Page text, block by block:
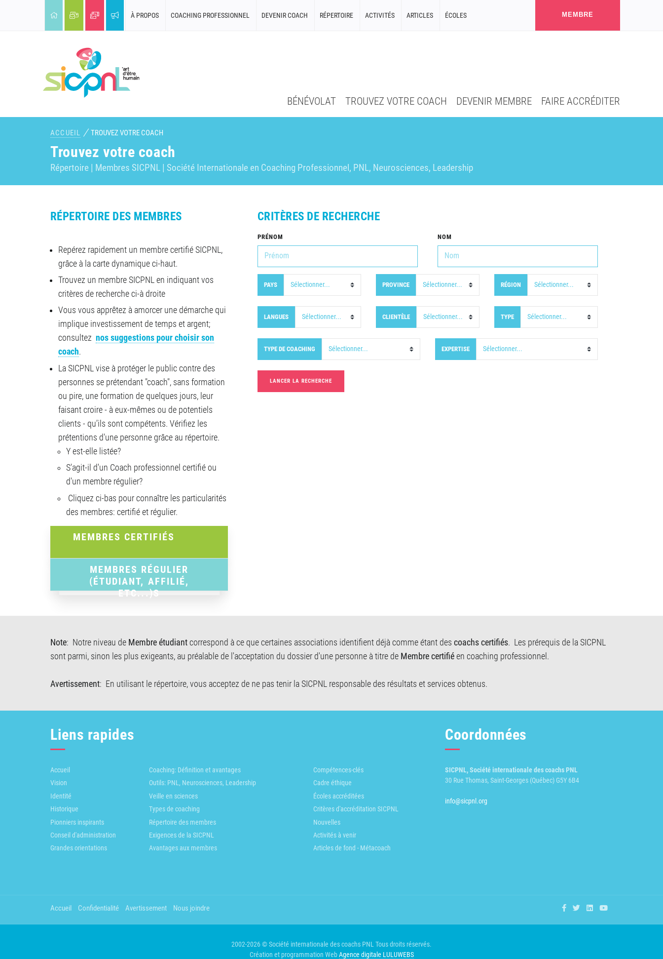
À PROPOS COACHING PROFESSIONNEL DEVENIR COACH RÉPERTOIRE ACTIVITÉS ARTICLES ÉCOLES MEMBRE
BÉNÉVOLAT TROUVEZ VOTRE COACH DEVENIR MEMBRE FAIRE ACCRÉDITER
ACCUEIL TROUVEZ VOTRE COACH
Trouvez votre coach
Répertoire | Membres SICPNL | Société Internationale en Coaching Professionnel, PNL, Neurosciences, Leadership
RÉPERTOIRE DES MEMBRES
Repérez rapidement un membre certifié SICPNL,
grâce à la carte dynamique ci-haut.
Trouvez un membre SICPNL en indiquant vos
critères de recherche ci-à droite
Vous vous apprêtez à amorcer une démarche qui
implique investissement de temps et argent;
consultez nos suggestions pour choisir son
coach.
La SICPNL vise à protéger le public contre des
personnes se prétendant "coach", sans formation
ou pire, une formation de quelques jours, leur
faisant croire - à eux-mêmes ou de potentiels
clients - qu’ils sont compétents. Vérifiez les
prétentions d'une personne grâce au répertoire.
Y est-elle listée?
S'agit-il d'un Coach professionnel certifié ou
d'un membre régulier?
Cliquez ci-bas pour connaître les particularités
des membres: certifié et régulier.
MEMBRES CERTIFIÉS
MEMBRES RÉGULIER
(ÉTUDIANT, AFFILIÉ,
ETC...)S
CRITÈRES DE RECHERCHE
PRÉNOM NOM
PAYS PROVINCE RÉGION
LANGUES CLIENTÈLE TYPE
TYPE DE COACHING EXPERTISE
LANCER LA RECHERCHE
Note: Notre niveau de Membre étudiant correspond à ce que certaines associations identifient déjà comme étant des coachs certifiés. Les prérequis de la SICPNL
sont parmi, sinon les plus exigeants, au préalable de l'acceptation du dossier d'une personne à titre de Membre certifié en coaching professionnel.
Avertissement: En utilisant le répertoire, vous acceptez de ne pas tenir la SICPNL responsable des résultats et services obtenus.
Liens rapides
Accueil
Vision
Identité
Historique
Pionniers inspirants
Conseil d'administration
Grandes orientations
Coaching: Définition et avantages
Outils: PNL, Neurosciences, Leadership
Veille en sciences
Types de coaching
Répertoire des membres
Exigences de la SICPNL
Avantages aux membres
Compétences-clés
Cadre éthique
Écoles accréditées
Critères d'accréditation SICPNL
Nouvelles
Activités à venir
Articles de fond - Métacoach
Coordonnées
SICPNL, Société internationale des coachs PNL
30 Rue Thomas, Saint-Georges (Québec) G5Y 6B4
info@sicpnl.org
Accueil Confidentialité Avertissement Nous joindre
2002-2026 © Société internationale des coachs PNL Tous droits réservés.
Création et programmation WebAgence digitale LULUWEBS